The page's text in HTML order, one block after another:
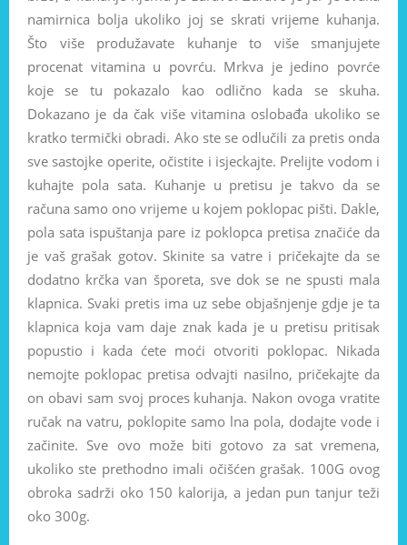
namirnica bolja ukoliko joj se skrati vrijeme kuhanja.
Što više produžavate kuhanje to više smanjujete
procenat vitamina u povrću. Mrkva je jedino povrće
koje se tu pokazalo kao odlično kada se skuha.
Dokazano je da čak više vitamina oslobađa ukoliko se
kratko termički obradi. Ako ste se odlučili za pretis onda
sve sastojke operite, očistite i isjeckajte. Prelijte vodom i
kuhajte pola sata. Kuhanje u pretisu je takvo da se
računa samo ono vrijeme u kojem poklopac pišti. Dakle,
pola sata ispuštanja pare iz poklopca pretisa značiće da
je vaš grašak gotov. Skinite sa vatre i pričekajte da se
dodatno krčka van šporeta, sve dok se ne spusti mala
klapnica. Svaki pretis ima uz sebe objašnjenje gdje je ta
klapnica koja vam daje znak kada je u pretisu pritisak
popustio i kada ćete moći otvoriti poklopac. Nikada
nemojte poklopac pretisa odvajti nasilno, pričekajte da
on obavi sam svoj proces kuhanja. Nakon ovoga vratite
ručak na vatru, poklopite samo lna pola, dodajte vode i
začinite. Sve ovo može biti gotovo za sat vremena,
ukoliko ste prethodno imali očišćen grašak. 100G ovog
obroka sadrži oko 150 kalorija, a jedan pun tanjur teži
oko 300g.